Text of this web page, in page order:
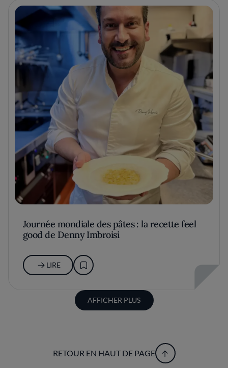
Journée mondiale des pâtes : la recette feel
good de Denny Imbroisi
LIRE
AFFICHER PLUS
RETOUR EN HAUT DE PAGE